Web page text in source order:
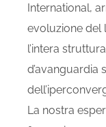
International,
evoluzione del
l’intera
d’avanguardia
La nostra